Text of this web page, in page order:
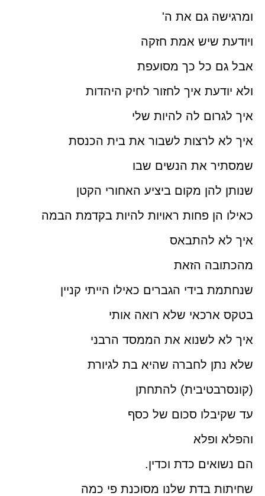
ומרגישה גם את ה'
ויודעת שיש אמת חזקה
אבל גם כל כך מסועפת
ולא יודעת איך לחזור לחיק היהדות
איך לגרום לה להיות שלי
איך לא לרצות לשבור את בית הכנסת
שמסתיר את הנשים שבו
שנותן להן מקום ביציע האחורי הקטן
כאילו הן פחות ראויות להיות בקדמת הבמה
איך לא להתבאס
מהכתובה הזאת
שנחתמת בידי הגברים כאילו הייתי קניין
בטקס ארכאי שלא רואה אותי
איך לא לשנוא את הממסד הרבני
שלא נתן לחברה שהיא בת לגיורת
(קונסרבטיבית) להתחתן
עד שקיבלו סכום של כסף
והפלא ופלא
הם נשואים כדת וכדין.
שחיתות בדת שלנו מסוכנת פי כמה